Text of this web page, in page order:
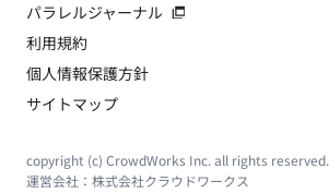
パラレルジャーナル
利用規約
個人情報保護方針
サイトマップ
copyright (c) CrowdWorks Inc. all rights reserved.
運営会社： 株式会社クラウドワークス